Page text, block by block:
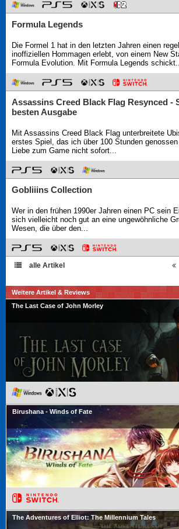
Formula Legends
Die Formel 1 hat in den letzten Jahren einen
inoffiziellen Hommagen erlebt, von einem New
Formula Evolution. Mit Formula Legends
Assassins Creed Black Flag Resynced -
besten Ausgabe
Mit Assassins Creed Black Flag unterbreitete
erstes Spiel, das ich über 100 Stunden
Liebe zum Game nicht sofort...
Gobliiins Collection
Wer in den frühen 1990er Jahren einen PC sein
sich vielleicht noch gut an eine ungewöhnliche
Wesen, die über den...
alle Artikel
Weitere Artikel & Reviews
The Last Case of John Morley
Birushana - Winds of Fate
The Adventures of Elliot: The Millennium Tales